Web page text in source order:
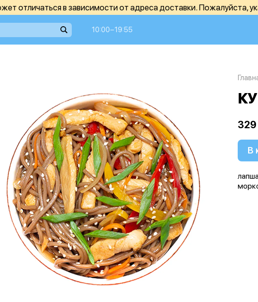
отличаться в зависимости от адреса доставки. Пожалуйста,
10:00−19:55
В